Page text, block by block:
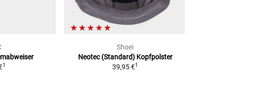
1
Shoei
Neotec (Standard) Kopfpolster
39,95 €1